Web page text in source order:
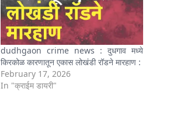
dudhgaon crime news : दुधगाव मध्ये
किरकोळ कारणातून एकास लोखंडी रॉडने मारहाण :
February 17, 2026
In "क्राईम डायरी"